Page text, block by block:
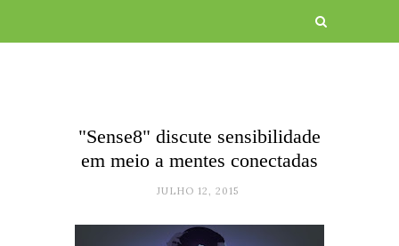
"Sense8" discute sensibilidade
em meio a mentes conectadas
JULHO 12, 2015